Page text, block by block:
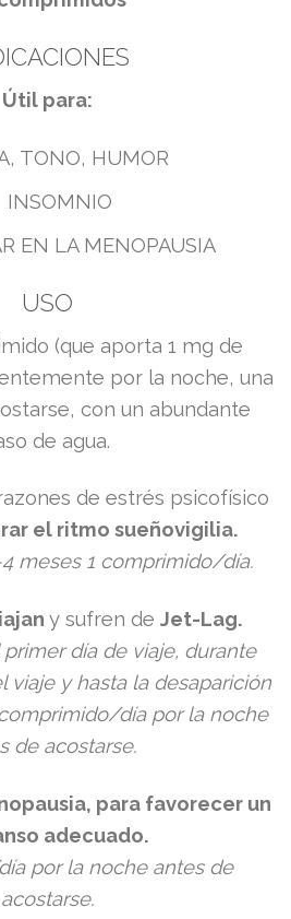
​Útil para:
TONO, HUMOR
INSOMNIO
EN LA MENOPAUSIA
USO
(que aporta 1 mg de
por la noche, una
con un abundante
de agua.
de estrés psicofísico
el ritmo sueñovigilia.
meses 1 comprimido/día.
y sufren de Jet-Lag.
día de viaje, durante
viaje yhasta la desaparición
día por la noche
de acostarse.
para favorecer un
adecuado.
por la noche antes de
acostarse.